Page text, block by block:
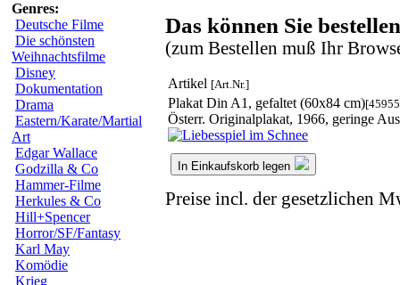
Genres:
Deutsche Filme
Die schönsten
Weihnachtsfilme
Disney
Dokumentation
Drama
Eastern/Karate/Martial
Art
Edgar Wallace
Godzilla & Co
Hammer-Filme
Herkules & Co
Hill+Spencer
Horror/SF/Fantasy
Karl May
Komödie
Krieg
Das können Sie
(zum Bestellen muß Ihr
Artikel [Art.Nr.]
Plakat Din A1, gefaltet (60x84 cm)
Österr. Originalplakat, 1966, geringe
In Einkaufskorb legen
Preise incl. der gesetzlichen